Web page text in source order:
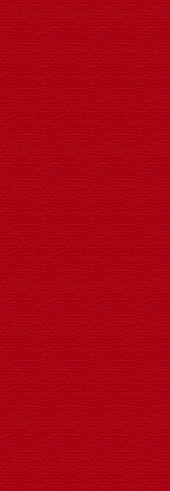
轮翻转动LED广告工程灯笼生
LED灯箱挂件
LED户外草地荷花景观灯